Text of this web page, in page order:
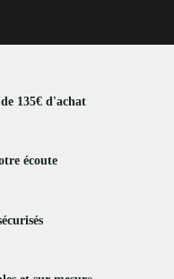
135€ d'achat
écoute